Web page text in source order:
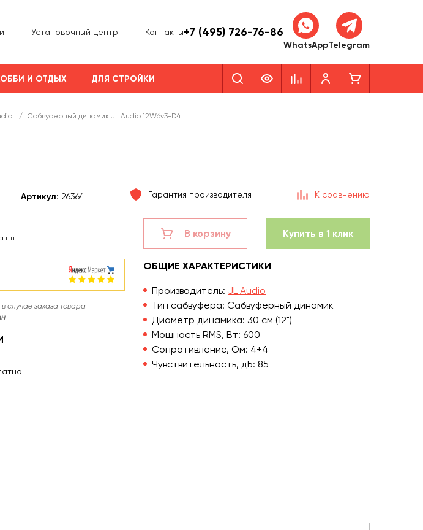
Установочный центр Контакты+7 (495) 726-76-86
WhatsAppTelegram
И ОТДЫХ ДЛЯ СТРОЙКИ
/ Сабвуферный динамик JL Audio 12W6v3-D4
Артикул: 26364 Гарантия производителя К сравнению
шт.
случае заказа товара
В корзину Купить в 1 клик
ОБЩИЕ ХАРАКТЕРИСТИКИ
Производитель: JL Audio
Тип сабвуфера: Сабвуферный динамик
Диаметр динамика: 30 см (12")
Мощность RMS, Вт: 600
Сопротивление, Ом: 4+4
Чувствительность, дБ: 85